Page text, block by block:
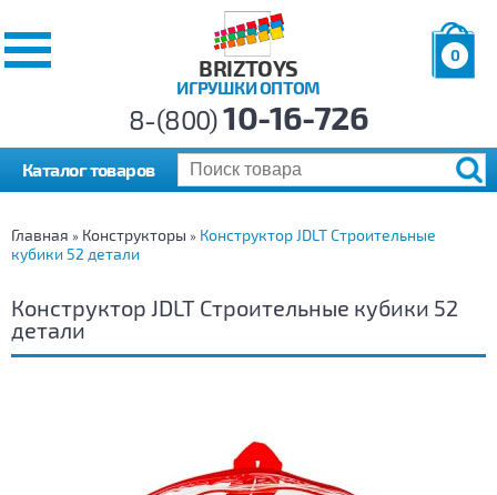
BRIZTOYS
ИГРУШКИ ОПТОМ
0
р.
8-(800)10-16-726
Каталог товаров
Главная » Конструкторы » Конструктор JDLT Строительные
кубики 52 детали
Конструктор JDLT Строительные кубики 52
детали